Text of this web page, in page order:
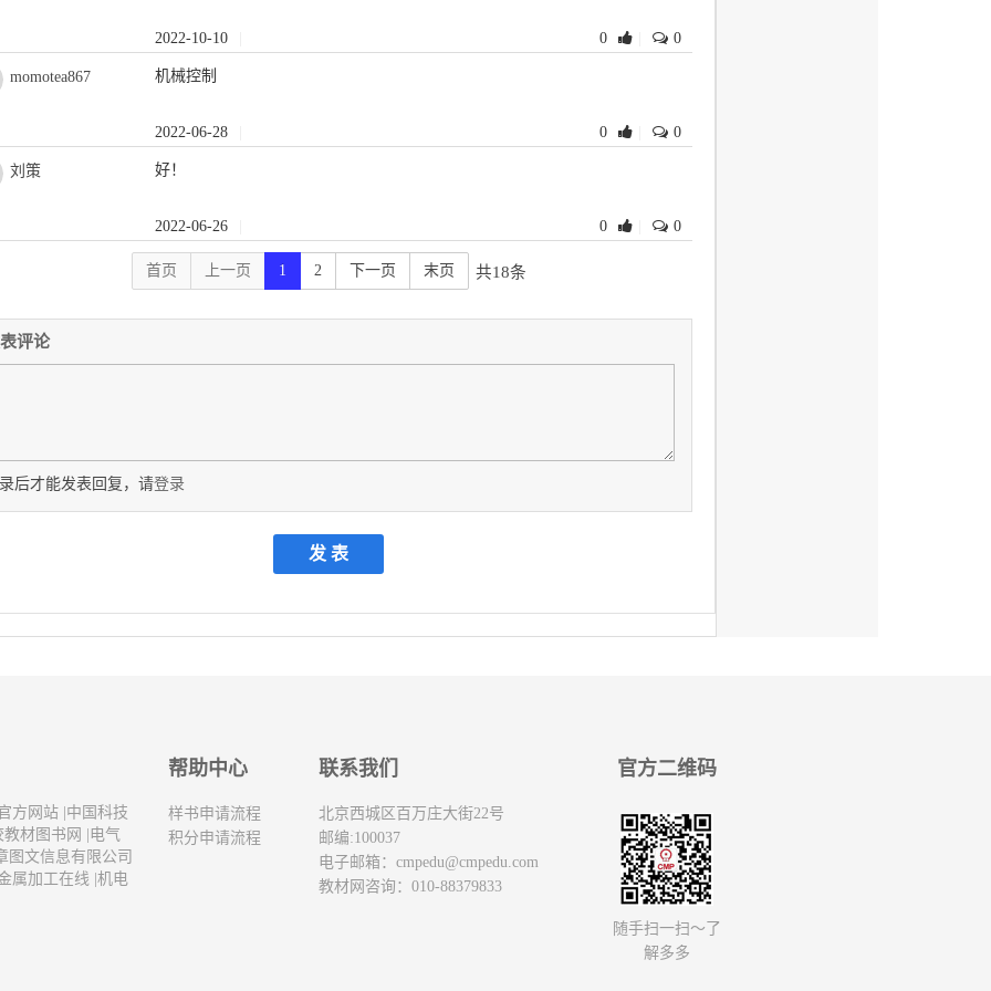
2022-10-10 0 0
momotea867 机械控制
2022-06-28 0 0
刘策 好！
2022-06-26 0 0
首页 上一页 1 2 下一页 末页 共18条
评论
后才能发表回复，请登录
方网站 中国科技
材图书网
电气
图文信息有限公司
属加工在线 |机电
帮助中心
样书申请流程
积分申请流程
联系我们
北京西城区百万庄大街22号
邮编:100037
电子邮箱： cmpedu@cmpedu.com
教材网咨询：010-88379833
官方二维码
随手扫一扫～了
解多多